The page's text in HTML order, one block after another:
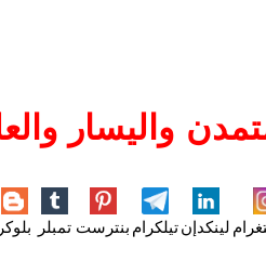
واليسار
لينكدإنتيلكرام بنترست تمبلر بلوكر